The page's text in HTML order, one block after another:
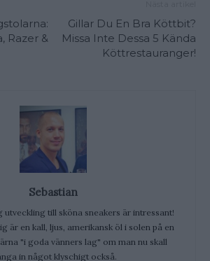
Razer &
Gillar Du En Bra Köttbit?
Missa Inte Dessa 5 Kända
Köttrestauranger!
Sebastian
utveckling till sköna sneakers är intressant!
är en kall, ljus, amerikansk öl i solen på en
"i goda vänners lag" om man nu skall
in något klyschigt också.